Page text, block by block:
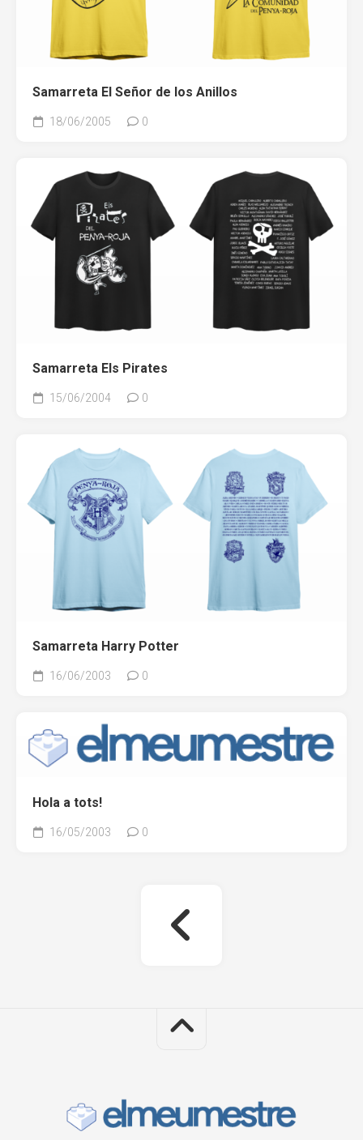
Samarreta El Señor de los Anillos
18/06/2005 0
Samarreta Els Pirates
15/06/2004 0
Samarreta Harry Potter
16/06/2003 0
Hola a tots!
16/05/2003 0